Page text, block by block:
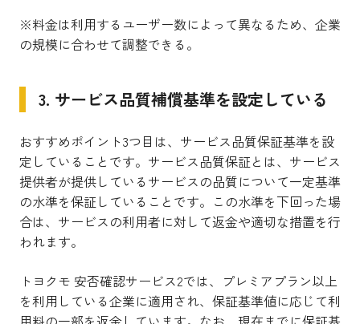
※料金は利用するユーザー数によって異なるため、企業
の規模に合わせて調整できる。
3. サービス品質補償基準を設定している
おすすめポイント3つ目は、サービス品質保証基準を設
定していることです。サービス品質保証とは、サービス
提供者が提供しているサービスの品質について一定基準
の水準を保証していることです。この水準を下回った場
合は、サービスの利用者に対して返金や適切な措置を行
われます。
トヨクモ 安否確認サービス2では、プレミアプラン以上
を利用している企業に適用され、保証基準値に応じて利